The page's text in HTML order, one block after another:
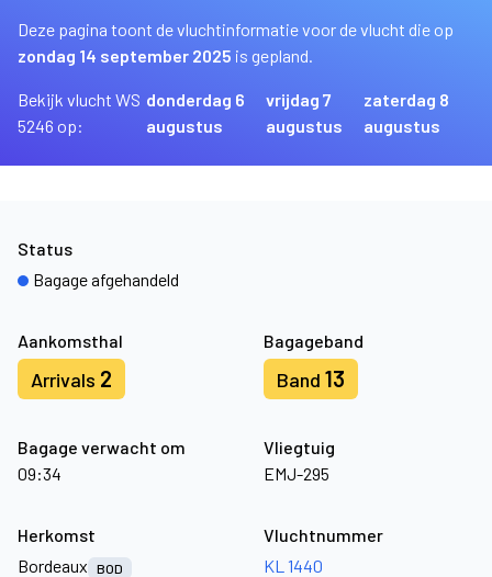
Deze pagina toont de vluchtinformatie voor de vlucht die op
zondag 14 september 2025 is gepland.
Bekijk vlucht WS
5246 op:
donderdag 6
augustus
vrijdag 7
augustus
zaterdag 8
augustus
Aankomsthal
Arrivals 2
Bagageband
Band 13
Bagage verwacht om
09:34
Vliegtuig
EMJ-295
Status
Bagage afgehandeld
Herkomst
Bordeaux
BOD
Vluchtnummer
KL 1440